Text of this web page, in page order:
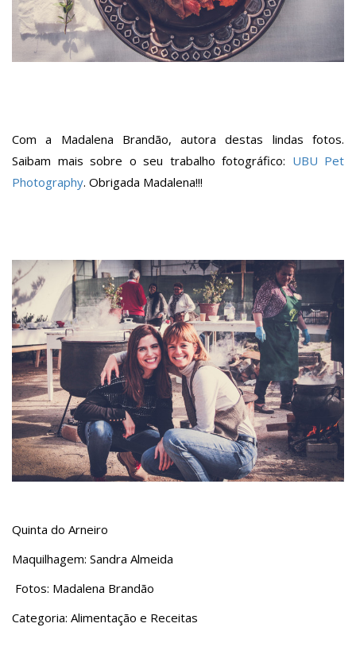
Com a Madalena Brandão, autora destas lindas fotos.
Saibam mais sobre o seu trabalho fotográfico: UBU Pet
Photography. Obrigada Madalena!!!
Quinta do Arneiro
Maquilhagem: Sandra Almeida
Fotos: Madalena Brandão
Categoria: Alimentação e Receitas